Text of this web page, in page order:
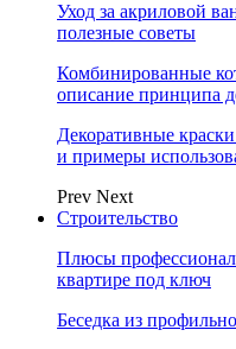
Уход за акриловой
полезные советы
Комбинированные
описание принципа
Декоративные
и примеры
Prev Next
Строительство
Плюсы
квартире под ключ
Беседка из